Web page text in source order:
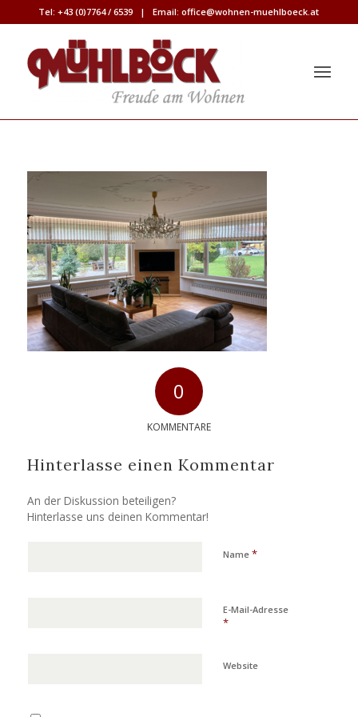
Tel:+43 (0)7764 / 6539 | Email:office@wohnen-muehlboeck.at
0
KOMMENTARE
Hinterlasse einen Kommentar
An der Diskussion beteiligen?
Hinterlasse uns deinen Kommentar!
Name *
E-Mail-Adresse
*
Website